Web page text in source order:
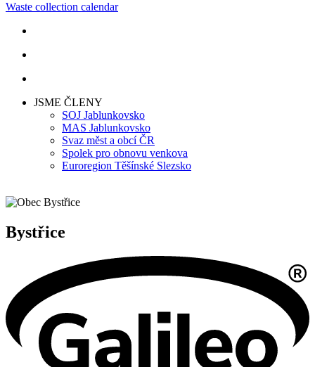
Waste collection calendar
JSME ČLENY
SOJ Jablunkovsko
MAS Jablunkovsko
Svaz měst a obcí ČR
Spolek pro obnovu venkova
Euroregion Těšínské Slezsko
Bystřice